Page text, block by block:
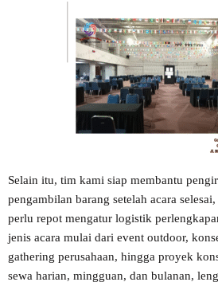
Selain itu, tim kami siap membantu
pengambilan barang setelah acara
perlu repot mengatur logistik
jenis acara mulai dari event outdoor,
gathering perusahaan, hingga proyek
sewa harian, mingguan, dan bulanan,